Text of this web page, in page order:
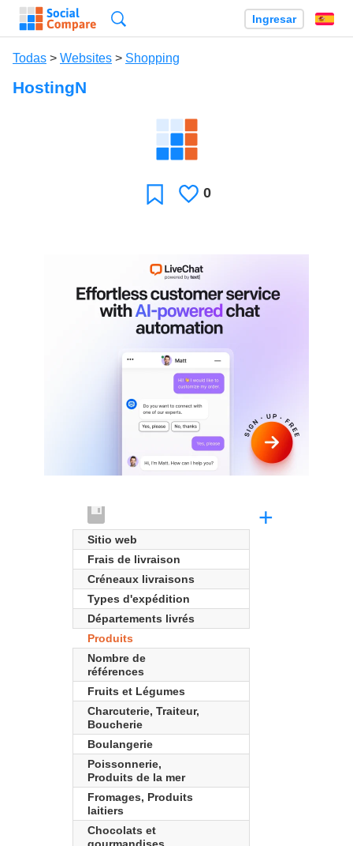
Ingresar
Todas > Websites > Shopping
HostingN
Favoritos
Le
0
Sitio web
Frais de livraison
Créneaux livraisons
Types d'expédition
Départements livrés
Produits
Nombre de
références
Fruits et Légumes
Charcuterie, Traiteur,
Boucherie
Boulangerie
Poissonnerie,
Produits de la mer
Fromages, Produits
laitiers
Chocolats et
gourmandises
+